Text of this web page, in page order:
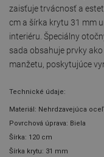
zaisťuje trvácnosť a
cm a šírka krytu 31 mm
interiéru. Špeciálny
sada obsahuje prvky
manžetu, poskytujúce
Technické údaje:
Materiál: Nehrdzavejúca oceľ
Povrchová úprava: Biela
Šírka: 120 cm
Šírka krytu: 31 mm